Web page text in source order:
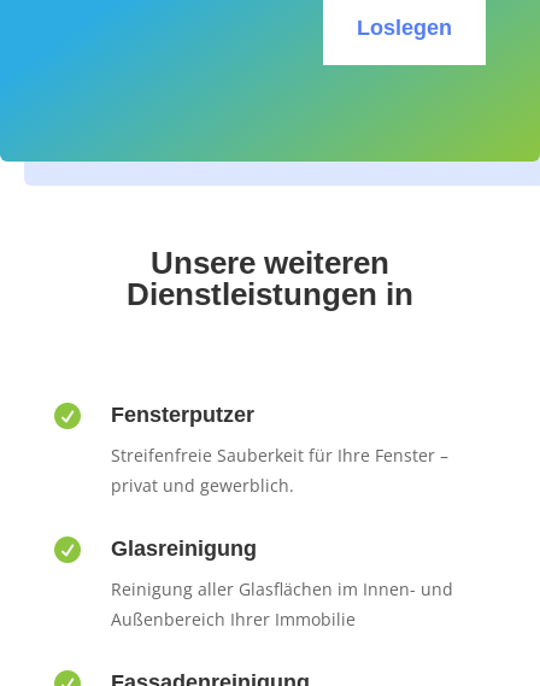
Loslegen
Unsere weiteren
Dienstleistungen in
 Fensterputzer
Streifenfreie Sauberkeit für Ihre Fenster –
privat und gewerblich.
 Glasreinigung
Reinigung aller Glasflächen im Innen- und
Außenbereich Ihrer Immobilie